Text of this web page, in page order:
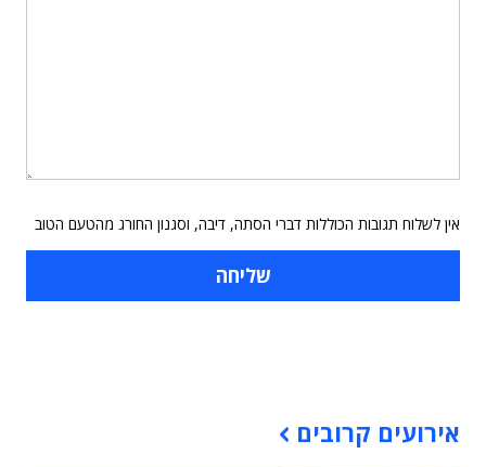
אין לשלוח תגובות הכוללות דברי הסתה, דיבה, וסגנון החורג מהטעם הטוב
אירועים קרובים